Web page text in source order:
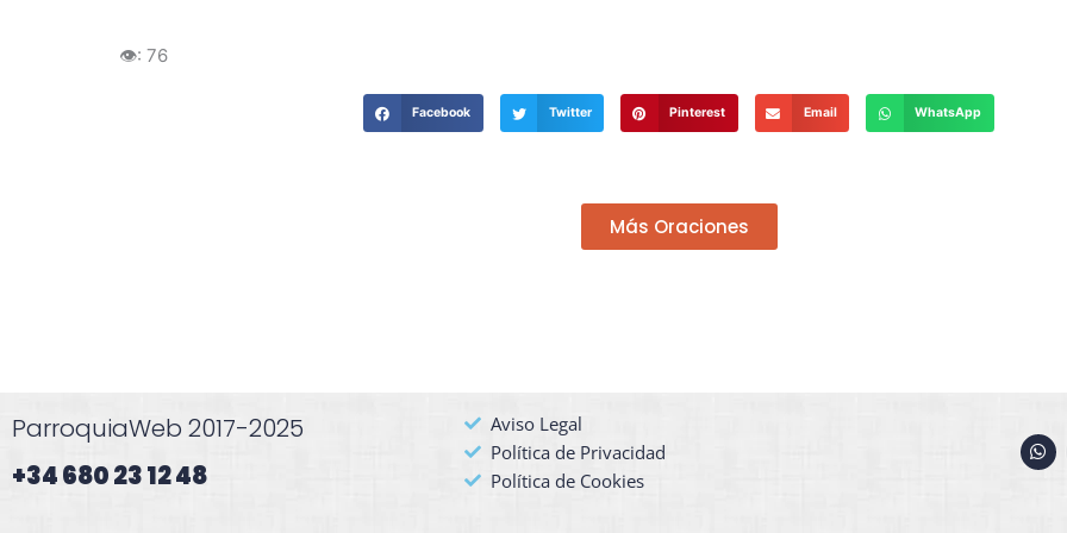
👁️: 76
Facebook Twitter Pinterest Email WhatsApp
Más Oraciones
ParroquiaWeb 2017-2025
+34 680 23 12 48​
Aviso Legal
Política de Privacidad
Política de Cookies
W
h
a